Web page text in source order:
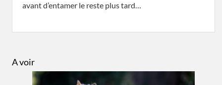
avant d’entamer le reste plus tard…
A voir